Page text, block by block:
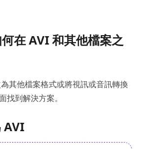
在 AVI 和其他檔案之
其他檔案格式或將視訊或音訊轉換
找到解決方案。
AVI